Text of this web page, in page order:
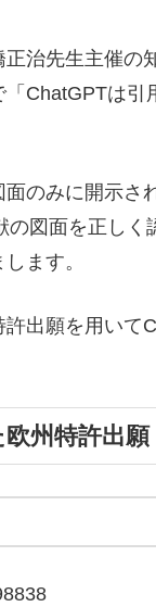
治先生主催の
「ChatGPTは
のみに開示さ
の図面を正し
ます。
出願を用いて
州特許出願